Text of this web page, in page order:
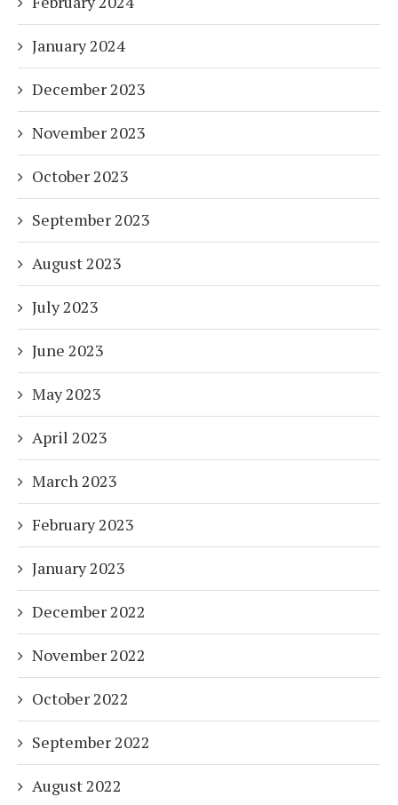
January 2024
December 2023
November 2023
October 2023
September 2023
August 2023
July 2023
June 2023
May 2023
April 2023
March 2023
February 2023
January 2023
December 2022
November 2022
October 2022
September 2022
August 2022